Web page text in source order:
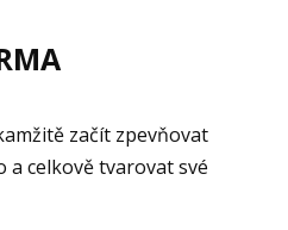
začít zpevňovat
a celkově tvarovat své